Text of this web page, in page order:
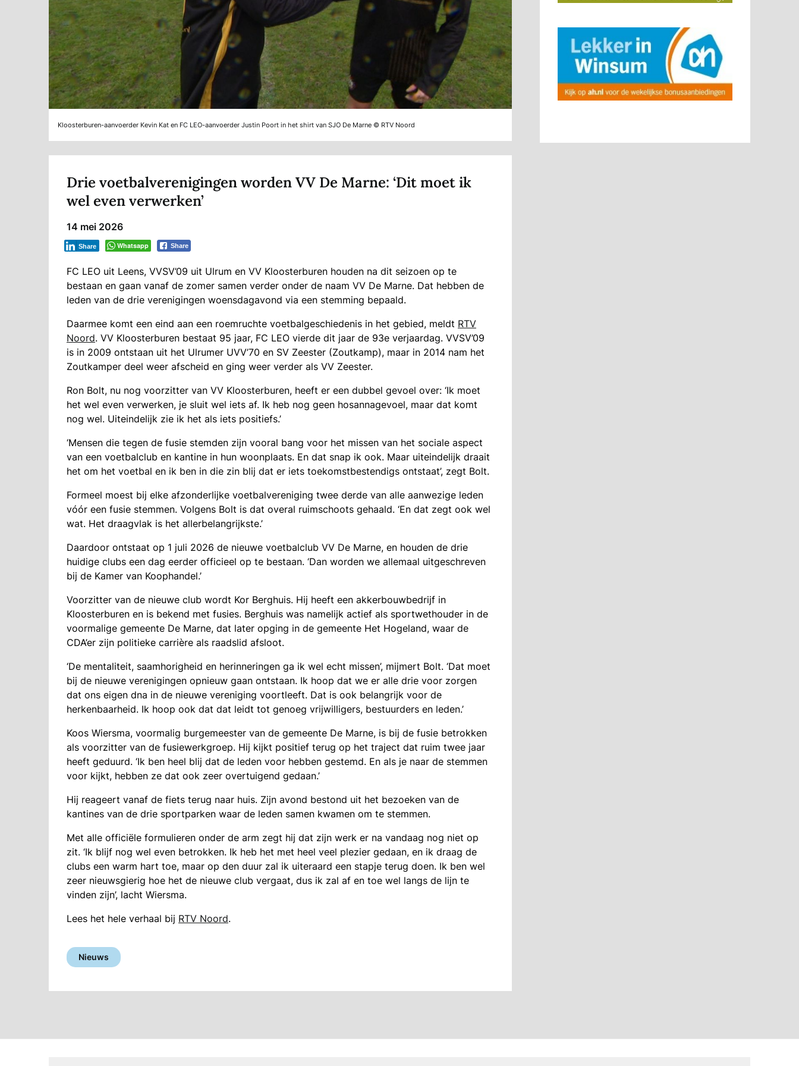
Kloosterburen-aanvoerder Kevin Kat en FC LEO-aanvoerder Justin Poort in het shirt van SJO De Marne © RTV Noord
Drie voetbalverenigingen worden VV De Marne: ‘Dit moet ik
wel even verwerken’
14 mei 2026
Whatsapp Share
Share
FC LEO uit Leens, VVSV’09 uit Ulrum en VV Kloosterburen houden na dit seizoen op te
bestaan en gaan vanaf de zomer samen verder onder de naam VV De Marne. Dat hebben de
leden van de drie verenigingen woensdagavond via een stemming bepaald.
Daarmee komt een eind aan een roemruchte voetbalgeschiedenis in het gebied, meldt RTV
Noord. VV Kloosterburen bestaat 95 jaar, FC LEO vierde dit jaar de 93e verjaardag. VVSV’09
is in 2009 ontstaan uit het Ulrumer UVV’70 en SV Zeester (Zoutkamp), maar in 2014 nam het
Zoutkamper deel weer afscheid en ging weer verder als VV Zeester.
Ron Bolt, nu nog voorzitter van VV Kloosterburen, heeft er een dubbel gevoel over: ‘Ik moet
het wel even verwerken, je sluit wel iets af. Ik heb nog geen hosannagevoel, maar dat komt
nog wel. Uiteindelijk zie ik het als iets positiefs.’
‘Mensen die tegen de fusie stemden zijn vooral bang voor het missen van het sociale aspect
van een voetbalclub en kantine in hun woonplaats. En dat snap ik ook. Maar uiteindelijk draait
het om het voetbal en ik ben in die zin blij dat er iets toekomstbestendigs ontstaat’, zegt Bolt.
Formeel moest bij elke afzonderlijke voetbalvereniging twee derde van alle aanwezige leden
vóór een fusie stemmen. Volgens Bolt is dat overal ruimschoots gehaald. ‘En dat zegt ook wel
wat. Het draagvlak is het allerbelangrijkste.’
Daardoor ontstaat op 1 juli 2026 de nieuwe voetbalclub VV De Marne, en houden de drie
huidige clubs een dag eerder officieel op te bestaan. ‘Dan worden we allemaal uitgeschreven
bij de Kamer van Koophandel.’
Voorzitter van de nieuwe club wordt Kor Berghuis. Hij heeft een akkerbouwbedrijf in
Kloosterburen en is bekend met fusies. Berghuis was namelijk actief als sportwethouder in de
voormalige gemeente De Marne, dat later opging in de gemeente Het Hogeland, waar de
CDA’er zijn politieke carrière als raadslid afsloot.
‘De mentaliteit, saamhorigheid en herinneringen ga ik wel echt missen’, mijmert Bolt. ‘Dat moet
bij de nieuwe verenigingen opnieuw gaan ontstaan. Ik hoop dat we er alle drie voor zorgen
dat ons eigen dna in de nieuwe vereniging voortleeft. Dat is ook belangrijk voor de
herkenbaarheid. Ik hoop ook dat dat leidt tot genoeg vrijwilligers, bestuurders en leden.’
Koos Wiersma, voormalig burgemeester van de gemeente De Marne, is bij de fusie betrokken
als voorzitter van de fusiewerkgroep. Hij kijkt positief terug op het traject dat ruim twee jaar
heeft geduurd. ‘Ik ben heel blij dat de leden voor hebben gestemd. En als je naar de stemmen
voor kijkt, hebben ze dat ook zeer overtuigend gedaan.’
Hij reageert vanaf de fiets terug naar huis. Zijn avond bestond uit het bezoeken van de
kantines van de drie sportparken waar de leden samen kwamen om te stemmen.
Met alle officiële formulieren onder de arm zegt hij dat zijn werk er na vandaag nog niet op
zit. ‘Ik blijf nog wel even betrokken. Ik heb het met heel veel plezier gedaan, en ik draag de
clubs een warm hart toe, maar op den duur zal ik uiteraard een stapje terug doen. Ik ben wel
zeer nieuwsgierig hoe het de nieuwe club vergaat, dus ik zal af en toe wel langs de lijn te
vinden zijn’, lacht Wiersma.
Lees het hele verhaal bij RTV Noord.
Nieuws